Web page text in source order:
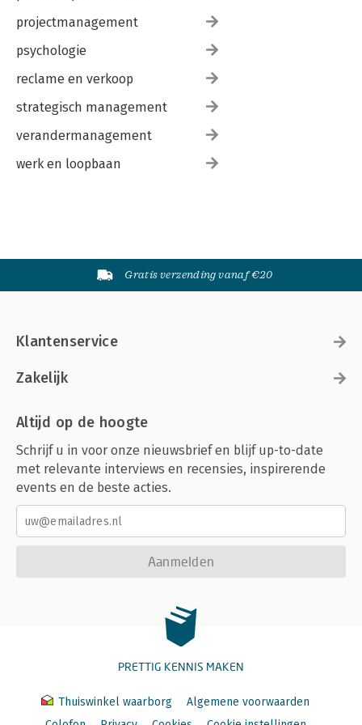
projectmanagement
psychologie
reclame en verkoop
strategisch management
verandermanagement
werk en loopbaan
Gratis verzending vanaf €20
Klantenservice
Zakelijk
Altijd op de hoogte
Schrijf u in voor onze nieuwsbrief en blijf up-to-date
met relevante interviews en recensies, inspirerende
events en de beste acties.
Aanmelden
PRETTIG KENNIS MAKEN
Thuiswinkel waarborg
Algemene voorwaarden